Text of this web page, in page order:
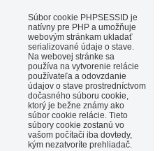
Súbor cookie PHPSESSID je
natívny pre PHP a umožňuje
webovým stránkam ukladať
serializované údaje o stave.
Na webovej stránke sa
používa na vytvorenie relácie
používateľa a odovzdanie
údajov o stave prostredníctvom
dočasného súboru cookie,
ktorý je bežne známy ako
súbor cookie relácie. Tieto
súbory cookie zostanú vo
vašom počítači iba dovtedy,
kým nezatvoríte prehliadač.